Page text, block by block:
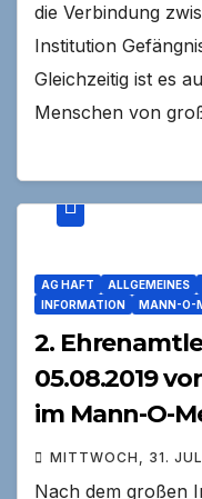
die Verbindung
Institution
Gleichzeitig ist es
Menschen von
AG HAFT ALLGEMEINES
INFORMATION
MANN-O-
2.
05.08.2019
im Mann-O-
MITTWOCH, 31.
Nach dem großen